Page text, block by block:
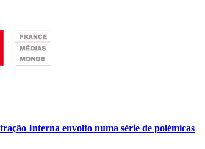
Interna envolto numa série de polémicas